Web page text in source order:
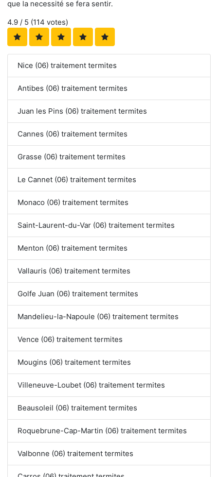
que la necessité se fera sentir.
4.9 / 5 (114 votes)
Nice (06) traitement termites
Antibes (06) traitement termites
Juan les Pins (06) traitement termites
Cannes (06) traitement termites
Grasse (06) traitement termites
Le Cannet (06) traitement termites
Monaco (06) traitement termites
Saint-Laurent-du-Var (06) traitement termites
Menton (06) traitement termites
Vallauris (06) traitement termites
Golfe Juan (06) traitement termites
Mandelieu-la-Napoule (06) traitement termites
Vence (06) traitement termites
Mougins (06) traitement termites
Villeneuve-Loubet (06) traitement termites
Beausoleil (06) traitement termites
Roquebrune-Cap-Martin (06) traitement termites
Valbonne (06) traitement termites